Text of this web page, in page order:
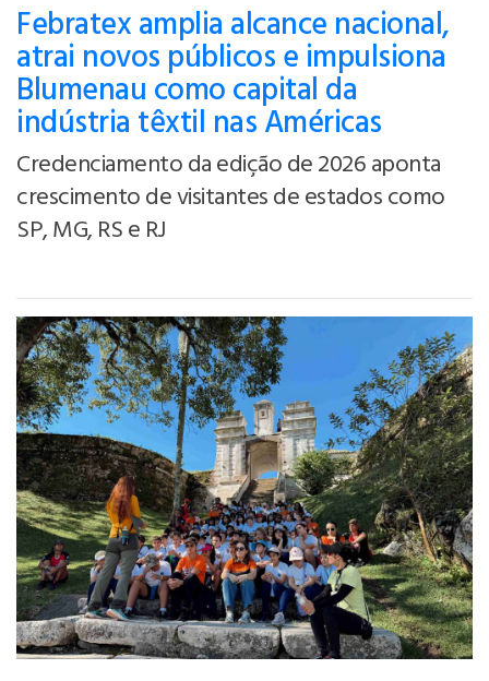
Febratex amplia alcance nacional,
atrai novos públicos e impulsiona
Blumenau como capital da
indústria têxtil nas Américas
Credenciamento da edição de 2026 aponta
crescimento de visitantes de estados como
SP, MG, RS e RJ